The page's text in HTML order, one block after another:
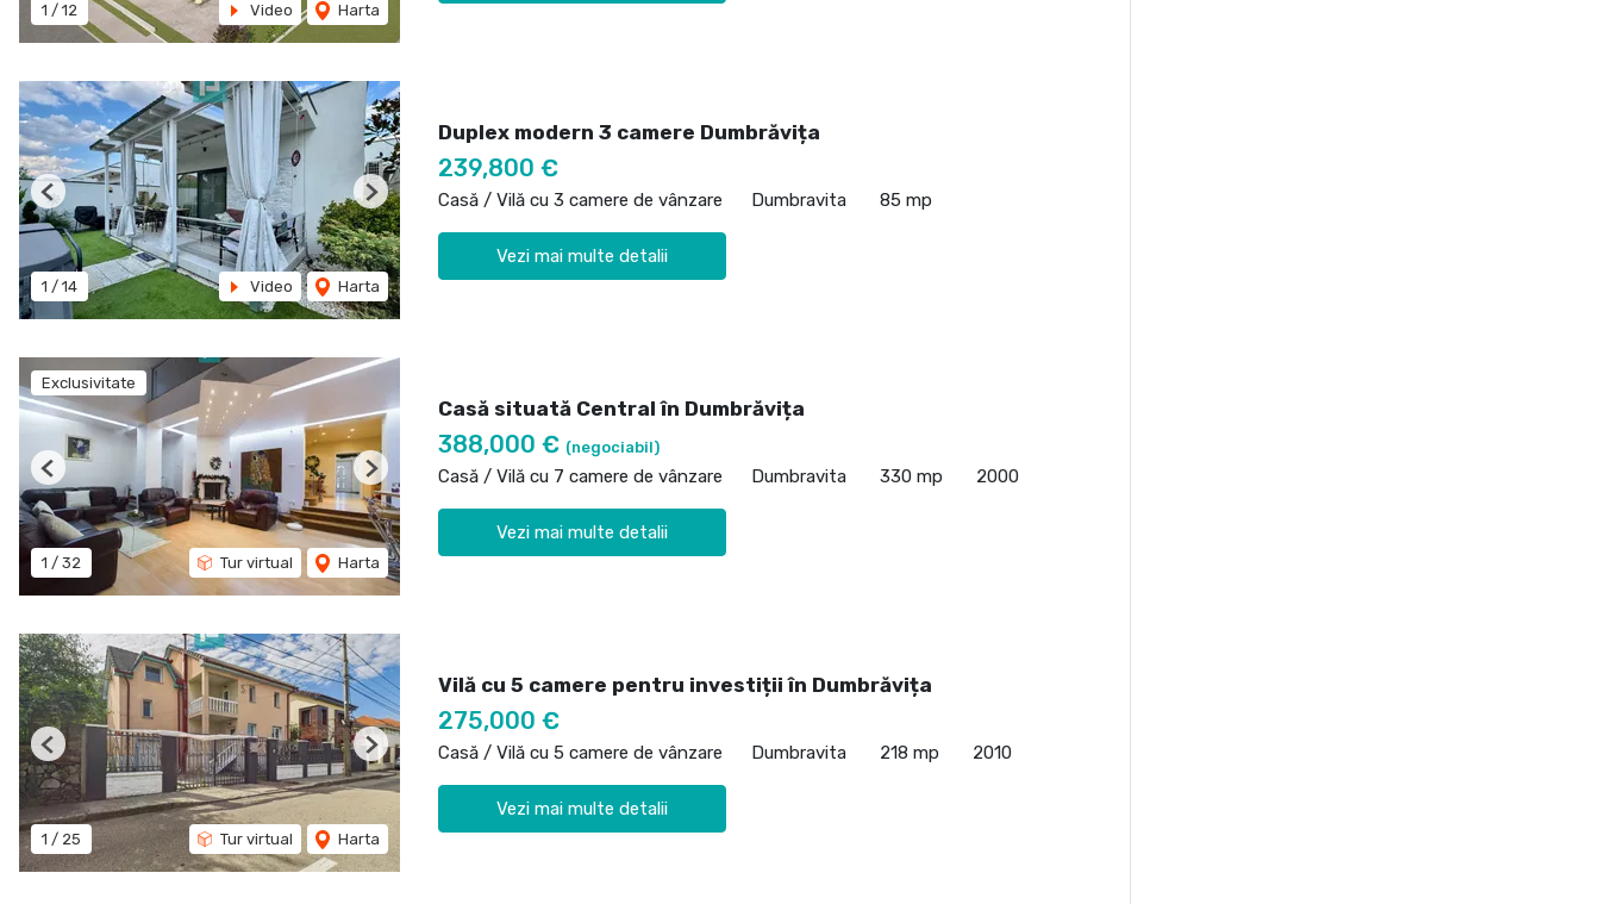
1 / 12 Video Harta
1 / 14 Video Harta
Previous Next
Duplex modern 3 camere Dumbrăvița
239,800 €
Casă / Vilă cu 3 camere de vânzare Dumbravita 85 mp
Vezi mai multe detalii
Exclusivitate
1 / 32 Tur virtual Harta
Previous Next
Casă situată Central în Dumbrăvița
388,000 € (negociabil)
Casă / Vilă cu 7 camere de vânzare Dumbravita 330 mp 2000
Vezi mai multe detalii
1 / 25 Tur virtual Harta
Previous Next
Vilă cu 5 camere pentru investiții în Dumbrăvița
275,000 €
Casă / Vilă cu 5 camere de vânzare Dumbravita 218 mp 2010
Vezi mai multe detalii